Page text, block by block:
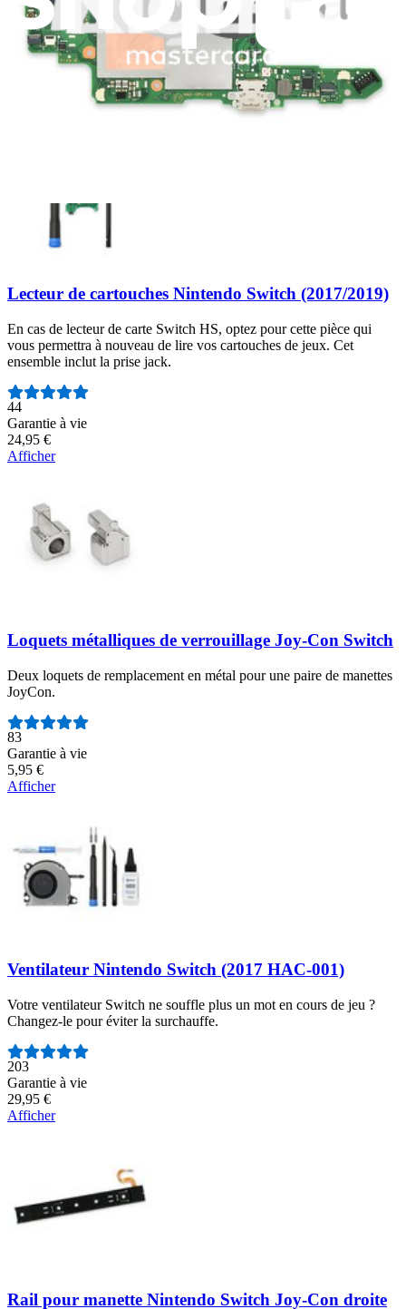
carte SD.
Nombre d'avis :
Lecteur de cartouches Nintendo Switch (2017/2019)
En cas de lecteur de carte Switch HS, optez pour cette pièce qui
vous permettra à nouveau de lire vos cartouches de jeux. Cet
ensemble inclut la prise jack.
Nombre d'avis :
44
Garantie à vie
24,95 €
Afficher
Loquets métalliques de verrouillage Joy-Con Switch
Deux loquets de remplacement en métal pour une paire de manettes
JoyCon.
Nombre d'avis :
83
Garantie à vie
5,95 €
Afficher
Ventilateur Nintendo Switch (2017 HAC-001)
Votre ventilateur Switch ne souffle plus un mot en cours de jeu ?
Changez-le pour éviter la surchauffe.
Nombre d'avis :
203
Garantie à vie
29,95 €
Afficher
Rail pour manette Nintendo Switch Joy-Con droite